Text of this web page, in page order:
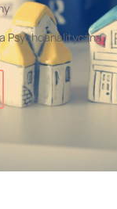
Psychoanalityczna